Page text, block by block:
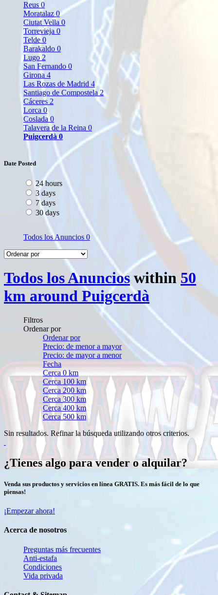
Reus 0
Moratalaz 0
Ciutat Vella 0
Torrevieja 0
Telde 0
Barakaldo 0
Lugo 2
San Fernando 0
Girona 4
Las Rozas de Madrid 4
Santiago de Compostela2
Cáceres 2
Lorca 0
Coslada 0
Talavera de la Reina 0
Puigcerdà 0
Date Posted
24 hours
3 days
7 days
30 days
Todos los Anuncios 0
Todos los Anuncios within50
km around Puigcerdà
Filtros
Ordenar por
Ordenar por
Precio: de menor a mayor
Precio: de mayor a menor
Fecha
Cerca 0 km
Cerca 100 km
Cerca 200 km
Cerca 300 km
Cerca 400 km
Cerca 500 km
Sin resultados. Refinar la búsqueda utilizando otros criterios.
¿Tienes algo para vender o alquilar?
Venda sus productos y servicios en línea GRATIS. Es más fácil de lo que
piensas!
¡Empezar ahora!
Acerca de nosotros
Preguntas más frecuentes
Anti-estafa
Condiciones
Vida privada